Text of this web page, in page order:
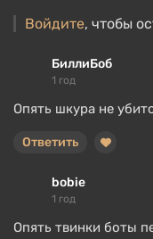
Войдите, чтобы
БиллиБоб
1 год
Опять шкура не
Ответить
bobie
1 год
Опять твинки боты